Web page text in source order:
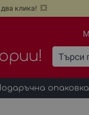
два клика! 💥
опаковка